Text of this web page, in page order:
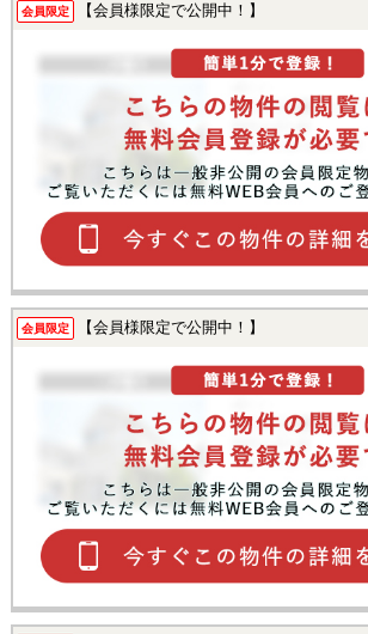
会員限定 【会員様限定で公開中！】
会員限定 【会員様限定で公開中！】